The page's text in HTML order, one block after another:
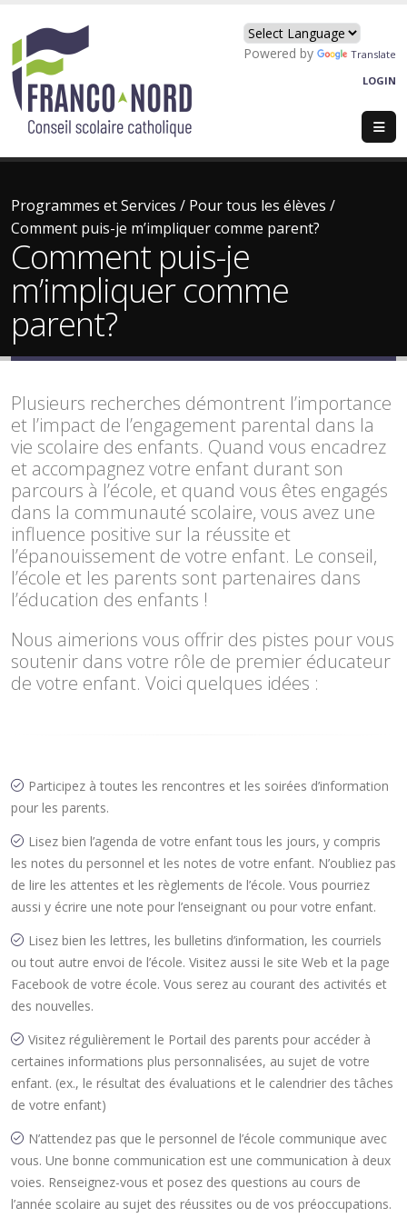
Powered by
Translate
LOGIN
Programmes et Services / Pour tous les élèves /
Comment puis-je m’impliquer comme parent?
Comment puis-je
m’impliquer comme
parent?
Plusieurs recherches démontrent l’importance
et l’impact de l’engagement parental dans la
vie scolaire des enfants. Quand vous encadrez
et accompagnez votre enfant durant son
parcours à l’école, et quand vous êtes engagés
dans la communauté scolaire, vous avez une
influence positive sur la réussite et
l’épanouissement de votre enfant. Le conseil,
l’école et les parents sont partenaires dans
l’éducation des enfants !
Nous aimerions vous offrir des pistes pour vous
soutenir dans votre rôle de premier éducateur
de votre enfant. Voici quelques idées :
Participez à toutes les rencontres et les soirées d’information
pour les parents.
Lisez bien l’agenda de votre enfant tous les jours, y compris
les notes du personnel et les notes de votre enfant. N’oubliez pas
de lire les attentes et les règlements de l’école. Vous pourriez
aussi y écrire une note pour l’enseignant ou pour votre enfant.
Lisez bien les lettres, les bulletins d’information, les courriels
ou tout autre envoi de l’école. Visitez aussi le site Web et la page
Facebook de votre école. Vous serez au courant des activités et
des nouvelles.
Visitez régulièrement le Portail des parents pour accéder à
certaines informations plus personnalisées, au sujet de votre
enfant. (ex., le résultat des évaluations et le calendrier des tâches
de votre enfant)
N’attendez pas que le personnel de l’école communique avec
vous. Une bonne communication est une communication à deux
voies. Renseignez-vous et posez des questions au cours de
l’année scolaire au sujet des réussites ou de vos préoccupations.